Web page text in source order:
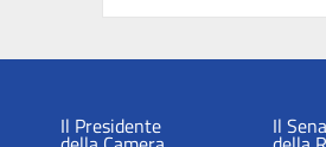
Il Presidente Il